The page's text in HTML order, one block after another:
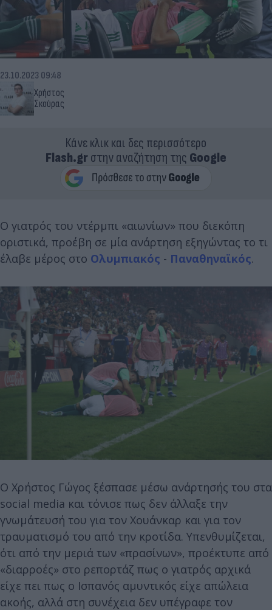
Χρήστος
Σκούρας
23.10.2023 09:48
Κάνε κλικ και δες περισσότερο
Flash.grστην αναζήτηση της Google
Ο γιατρός του ντέρμπι «αιωνίων» που διεκόπη
οριστικά, προέβη σε μία ανάρτηση εξηγώντας το τι
έλαβε μέρος στο Ολυμπιακός - Παναθηναϊκός.
Ο Χρήστος Γώγος ξέσπασε μέσω ανάρτησής του στα
social media και τόνισε πως δεν άλλαξε την
γνωμάτευσή του για τον Χουάνκαρ και για τον
τραυματισμό του από την κροτίδα. Υπενθυμίζεται,
ότι από την μεριά των «πρασίνων», προέκτυπε από
«διαρροές» στο ρεπορτάζ πως ο γιατρός αρχικά
είχε πει πως ο Ισπανός αμυντικός είχε απώλεια
ακοής, αλλά στη συνέχεια δεν υπέγραφε τον